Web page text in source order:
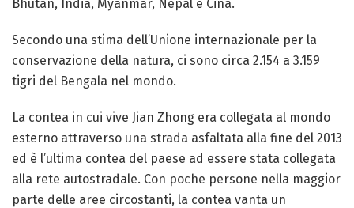
Bhutan, India, Myanmar, Nepal e Cina.
Secondo una stima dell’Unione internazionale per la
conservazione della natura, ci sono circa 2.154 a 3.159
tigri del Bengala nel mondo.
La contea in cui vive Jian Zhong era collegata al mondo
esterno attraverso una strada asfaltata alla fine del 2013
ed è l’ultima contea del paese ad essere stata collegata
alla rete autostradale. Con poche persone nella maggior
parte delle aree circostanti, la contea vanta un